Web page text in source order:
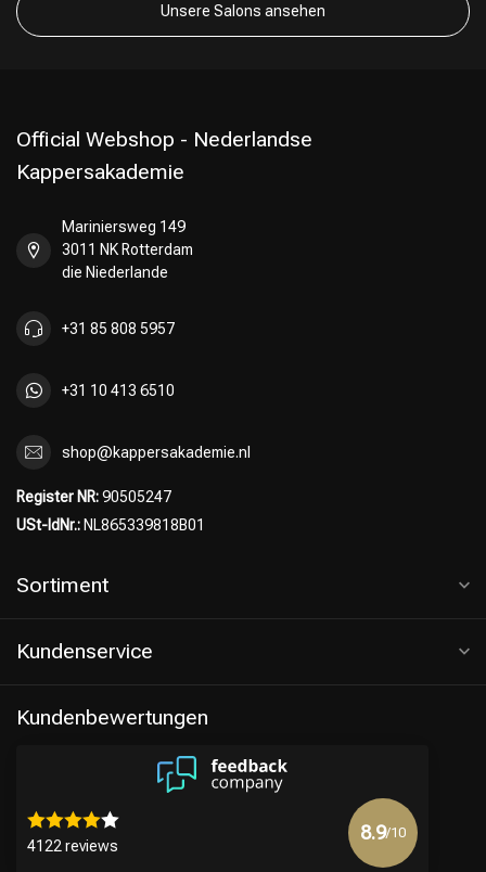
Unsere Salons ansehen
Official Webshop - Nederlandse
Kappersakademie
Mariniersweg 149
3011 NK Rotterdam
die Niederlande
+31 85 808 5957
+31 10 413 6510
shop@kappersakademie.nl
Register NR:90505247
USt-IdNr.: NL865339818B01
Sortiment
Kundenservice
Kundenbewertungen
4122 reviews
8.9/10